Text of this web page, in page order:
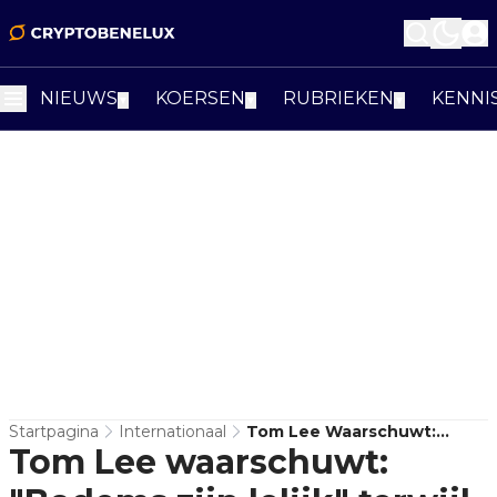
NIEUWS KOERSEN RUBRIEKEN
Startpagina Internationaal
Tom Lee Waarschuwt:
"Bodems Zijn Lelijk" Terwijl
Crypto Hard Onderuit Gaat
Tom Lee waarschuwt: